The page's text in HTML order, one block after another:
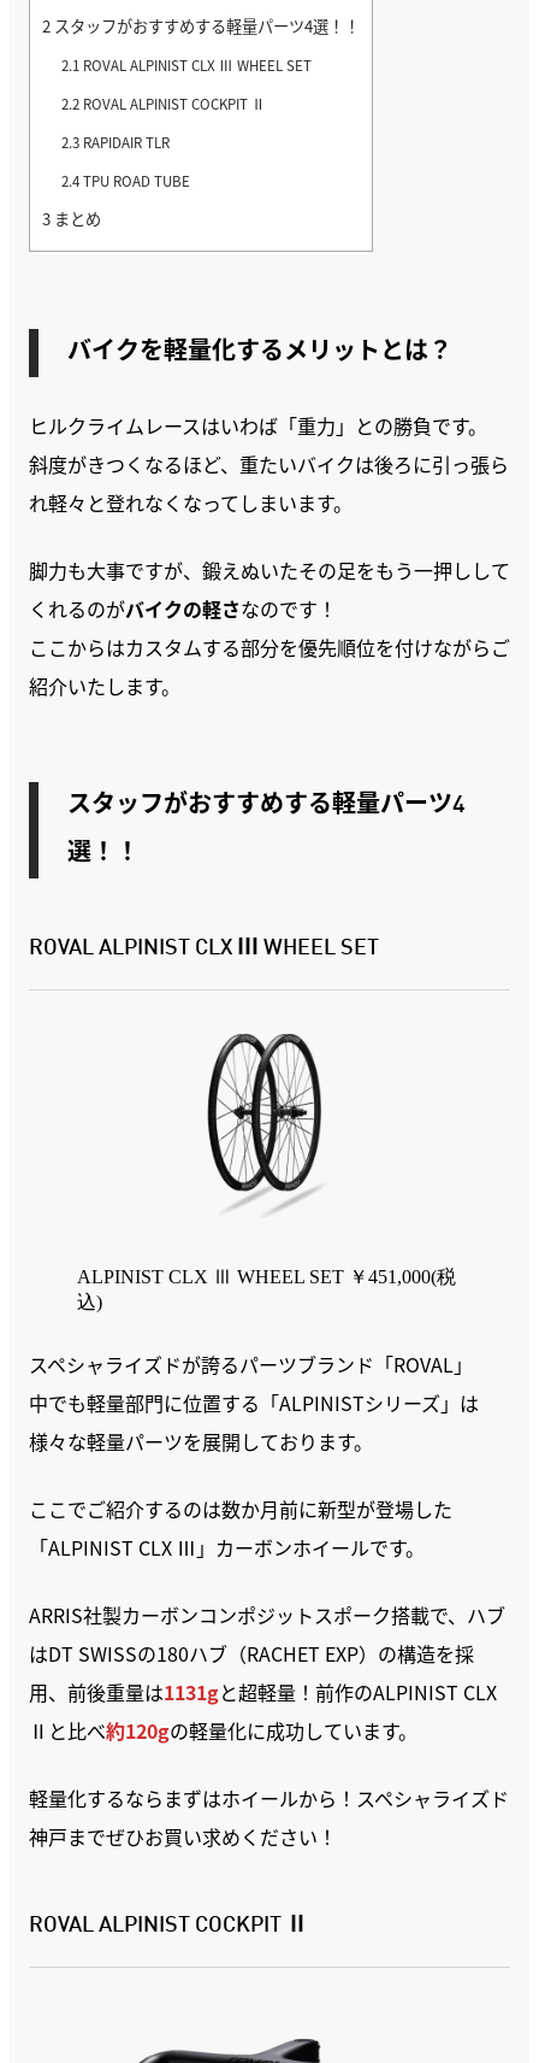
2 スタッフがおすすめする軽量パーツ4選！！
2.1 ROVAL ALPINIST CLX Ⅲ WHEEL SET
2.2 ROVAL ALPINIST COCKPIT Ⅱ
2.3 RAPIDAIR TLR
2.4TPU ROAD TUBE
3 まとめ
バイクを軽量化するメリットとは？
ヒルクライムレースはいわば「重力」との勝負です。
斜度がきつくなるほど、重たいバイクは後ろに引っ張ら
れ軽々と登れなくなってしまいます。
脚力も大事ですが、鍛えぬいたその足をもう一押しして
くれるのがバイクの軽さなのです！
ここからはカスタムする部分を優先順位を付けながらご
紹介いたします。
スタッフがおすすめする軽量パーツ4
選！！
ROVAL ALPINIST CLX Ⅲ WHEEL SET
ALPINIST CLX Ⅲ WHEEL SET ￥451,000(税
込)
スペシャライズドが誇るパーツブランド「ROVAL」
中でも軽量部門に位置する「ALPINISTシリーズ」は
様々な軽量パーツを展開しております。
ここでご紹介するのは数か月前に新型が登場した
「ALPINIST CLX Ⅲ」カーボンホイールです。
ARRIS社製カーボンコンポジットスポーク搭載で、ハブ
はDT SWISSの180ハブ（RACHET EXP）の構造を採
用、前後重量は1131gと超軽量！前作のALPINIST CLX
Ⅱと比べ約120gの軽量化に成功しています。
軽量化するならまずはホイールから！スペシャライズド
神戸までぜひお買い求めください！
ROVAL ALPINIST COCKPIT Ⅱ